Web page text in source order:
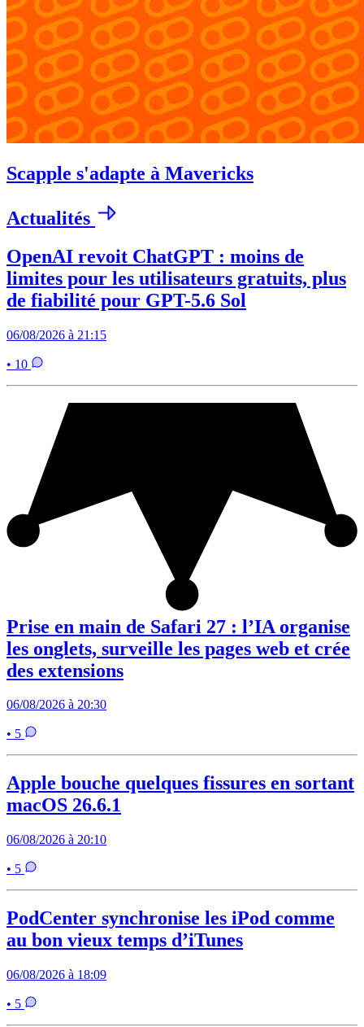
Scapple s'adapte à Mavericks
Actualités
OpenAI revoit ChatGPT : moins de
limites pour les utilisateurs gratuits, plus
de fiabilité pour GPT-5.6 Sol
06/08/2026 à 21:15
• 10
Prise en main de Safari 27 : l’IA organise
les onglets, surveille les pages web et crée
des extensions
06/08/2026 à 20:30
• 5
Apple bouche quelques fissures en sortant
macOS 26.6.1
06/08/2026 à 20:10
• 5
PodCenter synchronise les iPod comme
au bon vieux temps d’iTunes
06/08/2026 à 18:09
• 5